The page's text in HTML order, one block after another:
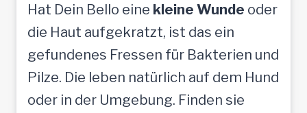
Hat Dein Bello eine kleine Wunde oder
die Haut aufgekratzt, ist das ein
gefundenes Fressen für Bakterien und
Pilze. Die leben natürlich auf dem Hund
oder in der Umgebung. Finden sie